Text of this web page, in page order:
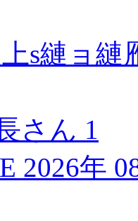
s縺ョ縺
さん 1
2026年